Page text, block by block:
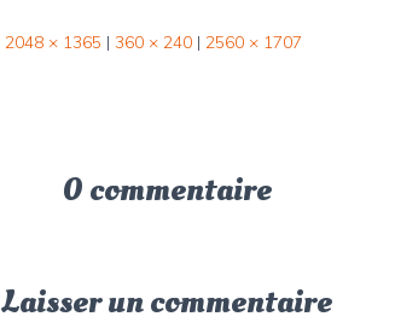
2048 × 1365 | 360 × 240 | 2560 × 1707
0 commentaire
Laisser un commentaire